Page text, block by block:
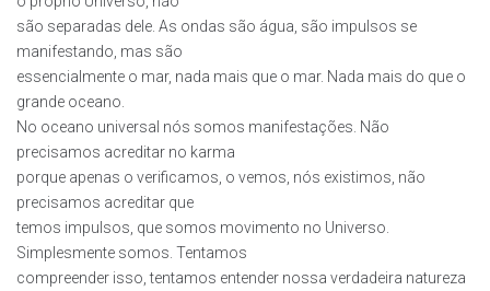
são separadas dele. As ondas são água, são impulsos se
manifestando, mas são
essencialmente o mar, nada mais que o mar. Nada mais do que o
grande oceano.
No oceano universal nós somos manifestações. Não
precisamos acreditar no karma
porque apenas o verificamos, o vemos, nós existimos, não
precisamos acreditar que
temos impulsos, que somos movimento no Universo.
Simplesmente somos. Tentamos
compreender isso, tentamos entender nossa verdadeira natureza